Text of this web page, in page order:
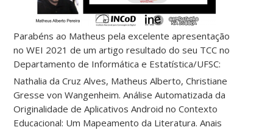
Parabéns ao Matheus pela excelente apresentação
no WEI 2021 de um artigo resultado do seu TCC no
Departamento de Informática e Estatística/UFSC:
Nathalia da Cruz Alves, Matheus Alberto, Christiane
Gresse von Wangenheim. Análise Automatizada da
Originalidade de Aplicativos Android no Contexto
Educacional: Um Mapeamento da Literatura. Anais